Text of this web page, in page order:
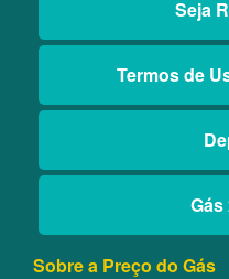
Seja
Termos de
Gás
Sobre a Preço do Gás